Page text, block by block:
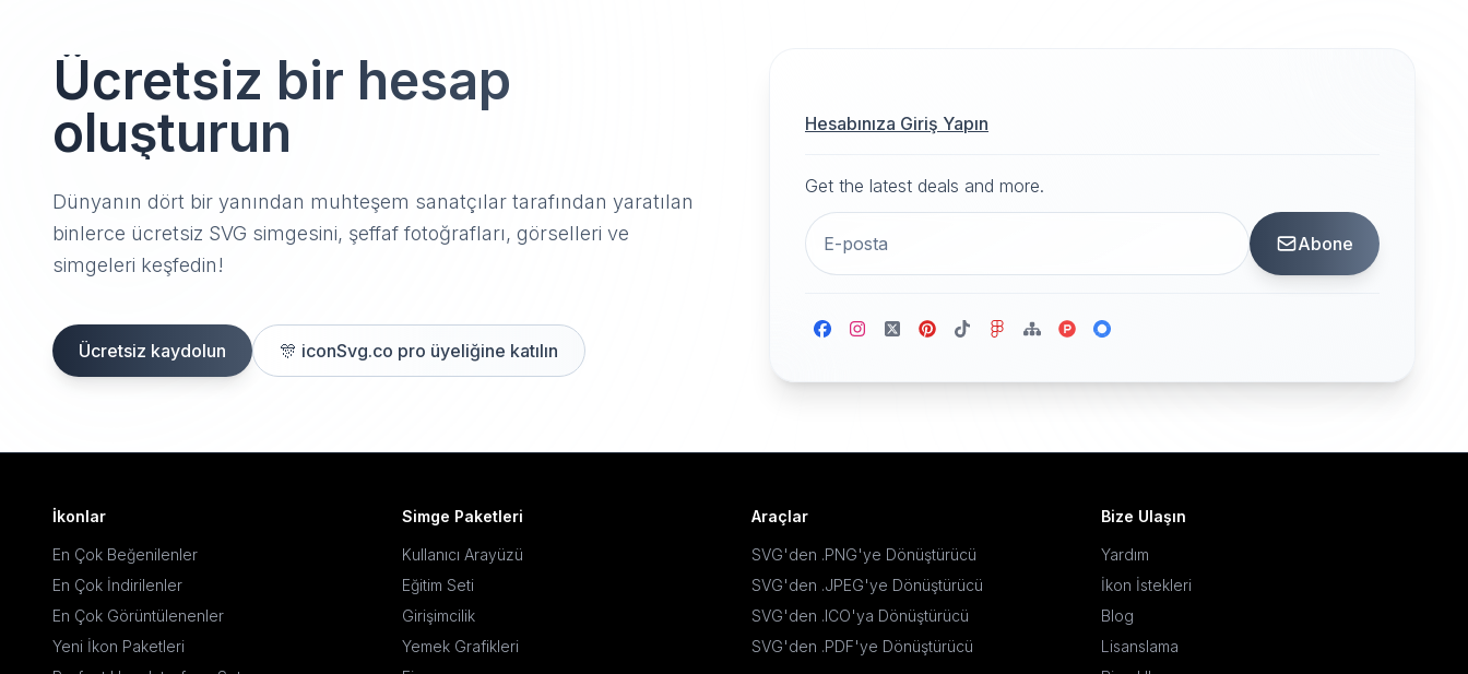
Ücretsiz bir hesap
oluşturun
Dünyanın dört bir yanından muhteşem sanatçılar tarafından yaratılan
binlerce ücretsiz SVG simgesini, şeffaf fotoğrafları, görselleri ve
simgeleri keşfedin!
Ücretsiz kaydolun 🎊 iconSvg.co pro üyeliğine katılın
Hesabınıza Giriş Yapın
Get the latest deals and more.
Abone
İkonlar
En Çok Beğenilenler
En Çok İndirilenler
En Çok Görüntülenenler
Yeni İkon Paketleri
Simge Paketleri
Kullanıcı Arayüzü
Eğitim Seti
Girişimcilik
Yemek Grafikleri
Araçlar
SVG'den .PNG'ye Dönüştürücü
SVG'den .JPEG'ye Dönüştürücü
SVG'den .ICO'ya Dönüştürücü
SVG'den .PDF'ye Dönüştürücü
Bize Ulaşın
Yardım
İkon İstekleri
Blog
Lisanslama